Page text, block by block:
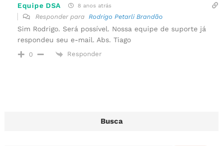
Equipe DSA 8 anos atrás
Responder para Rodrigo Petarli Brandão
Sim Rodrigo. Será possível. Nossa equipe de suporte já
respondeu seu e-mail. Abs. Tiago
0 Responder
Busca